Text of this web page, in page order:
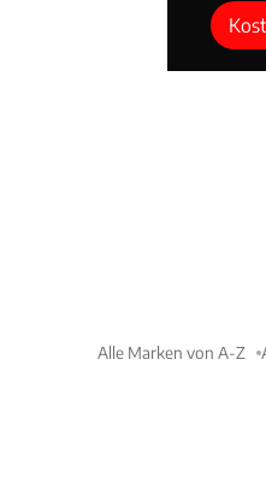
Alle Marken von A-Z